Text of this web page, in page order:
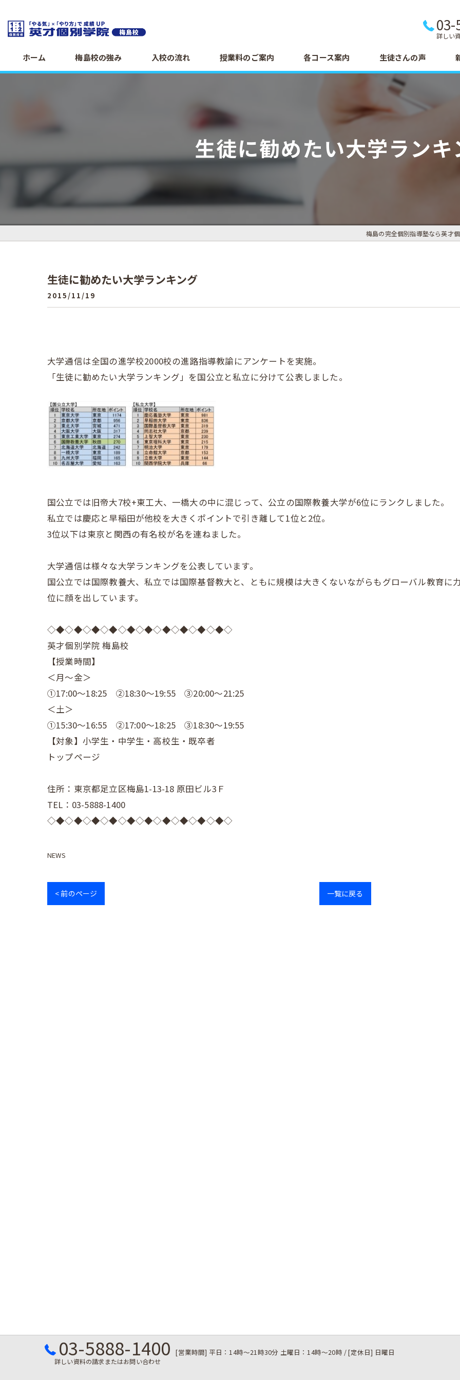
03-
詳しい
ホーム 梅島校の強み 入校の流れ 授業料のご案内 各コース案内 生徒さんの声
生徒に勧めたい大学ランキ
梅島の完全個別指導塾なら英才
生徒に勧めたい大学ランキング
2015/11/19
大学通信は全国の進学校2000校の進路指導教諭にアンケートを実施。
「生徒に勧めたい大学ランキング」を国公立と私立に分けて公表しました。
国公立では旧帝大7校+東工大、一橋大の中に混じって、公立の国際教養大学が6位にランクしました。
私立では慶応と早稲田が他校を大きくポイントで引き離して1位と2位。
3位以下は東京と関西の有名校が名を連ねました。
大学通信は様々な大学ランキングを公表しています。
国公立では国際教養大、私立では国際基督教大と、ともに規模は大きくないながらもグローバル教育に
位に顔を出しています。
◇◆◇◆◇◆◇◆◇◆◇◆◇◆◇◆◇◆◇◆◇
英才個別学院 梅島校
【授業時間】
＜月～金＞
①17:00～18:25 ②18:30～19:55 ③20:00～21:25
＜土＞
①15:30～16:55 ②17:00～18:25 ③18:30～19:55
【対象】小学生・中学生・高校生・既卒者
トップページ
住所：東京都足立区梅島1-13-18 原田ビル3Ｆ
TEL：03-5888-1400
◇◆◇◆◇◆◇◆◇◆◇◆◇◆◇◆◇◆◇◆◇
NEWS
< 前のページ 一覧に戻る
03-5888-1400
詳しい資料の請求またはお問い合わせ
[営業時間] 平日：14時～21時30分 土曜日：14時～20時 / [定休日] 日曜日